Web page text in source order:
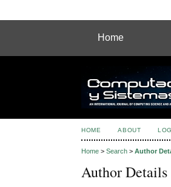
Home
HOME ABOUT
Home >Search >Author
Author Details